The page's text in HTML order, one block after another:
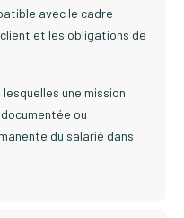
avec le cadre
et les obligations de
une mission
ou
du salarié dans